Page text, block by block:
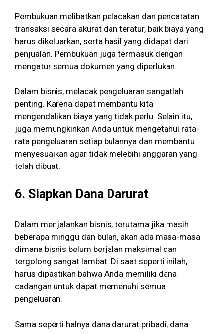
Pembukuan melibatkan pelacakan dan pencatatan
transaksi secara akurat dan teratur, baik biaya yang
harus dikeluarkan, serta hasil yang didapat dari
penjualan. Pembukuan juga termasuk dengan
mengatur semua dokumen yang diperlukan.
Dalam bisnis, melacak pengeluaran sangatlah
penting. Karena dapat membantu kita
mengendalikan biaya yang tidak perlu. Selain itu,
juga memungkinkan Anda untuk mengetahui rata-
rata pengeluaran setiap bulannya dan membantu
menyesuaikan agar tidak melebihi anggaran yang
telah dibuat.
6. Siapkan Dana Darurat
Dalam menjalankan bisnis, terutama jika masih
beberapa minggu dan bulan, akan ada masa-masa
dimana bisnis belum berjalan maksimal dan
tergolong sangat lambat. Di saat seperti inilah,
harus dipastikan bahwa Anda memiliki dana
cadangan untuk dapat memenuhi semua
pengeluaran.
Sama seperti halnya dana darurat pribadi, dana